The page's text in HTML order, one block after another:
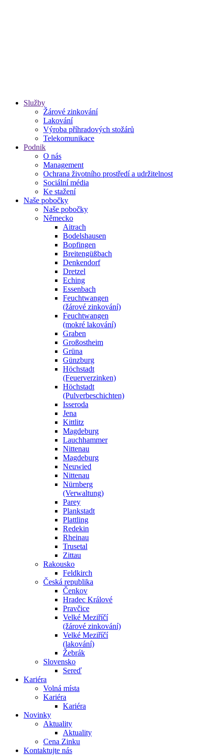
Služby
Žárové zinkování
Lakování
Výroba příhradových stožárů
Telekomunikace
Podnik
O nás
Management
Ochrana životního prostředí a udržitelnost
Sociální média
Ke stažení
Naše pobočky
Naše pobočky
Německo
Aitrach
Bodelshausen
Bopfingen
Breitengüßbach
Denkendorf
Dretzel
Eching
Essenbach
Feuchtwangen
(žárové zinkování)
Feuchtwangen
(mokré lakování)
Graben
Großostheim
Grüna
Günzburg
Höchstadt
(Feuerverzinken)
Höchstadt
(Pulverbeschichten)
Isseroda
Jena
Kittlitz
Magdeburg
Lauchhammer
Nittenau
Magdeburg
Neuwied
Nittenau
Nürnberg
(Verwaltung)
Parey
Plankstadt
Plattling
Redekin
Rheinau
Trusetal
Zittau
Rakousko
Feldkirch
Česká republika
Čenkov
Hradec Králové
Pravčice
Velké Meziříčí
(žárové zinkování)
Velké Meziříčí
(lakování)
Žebrák
Slovensko
Sereď
Kariéra
Volná místa
Kariéra
Kariéra
Novinky
Aktuality
Aktuality
Cena Zinku
Kontaktujte nás